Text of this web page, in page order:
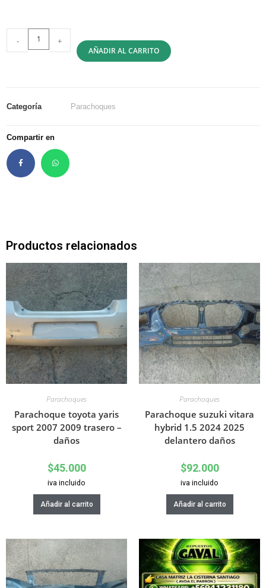
- +
AÑADIR AL CARRITO
Categoría Parachoques
Compartir en
Productos relacionados
Parachoques
Parachoque toyota yaris
sport 2007 2009 trasero –
daños
$45.000
iva incluido
Añadir al carrito
Parachoques
Parachoque suzuki vitara
hybrid 1.5 2024 2025
delantero daños
$92.000
iva incluido
Añadir al carrito